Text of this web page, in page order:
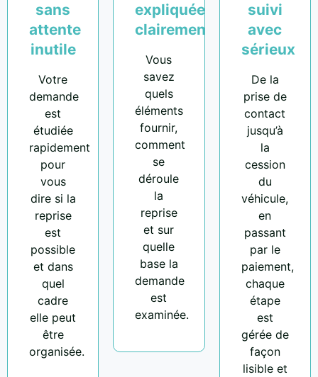
sans
attente
inutile
Votre
demande
est
étudiée
rapidement
pour
vous
dire si la
reprise
est
possible
et dans
quel
cadre
elle peut
être
organisée.
expliquées
clairement
Vous
savez
quels
éléments
fournir,
comment
se
déroule
la
reprise
et sur
quelle
base la
demande
est
examinée.
suivi
avec
sérieux
De la
prise de
contact
jusqu’à
la
cession
du
véhicule,
en
passant
par le
paiement,
chaque
étape
est
gérée de
façon
lisible et